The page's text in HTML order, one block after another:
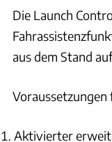
und was muss
Was ist die
Wann und wie
Die Launch
aus dem Stand
Aktivierter